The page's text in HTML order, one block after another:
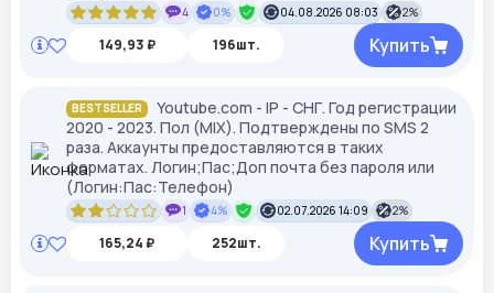
4 0% 04.08.2026 08:03 2%
149,93 ₽ 196шт. Купить
BESTSELLER
Youtube.com - IP - СНГ. Год регистрации
2020 - 2023. Пол (MIX). Подтверждены по SMS 2
раза. Аккаунты предоставляются в таких
форматах. Логин;Пас;Доп почта без пароля или
(Логин:Пас:Телефон)
1 4% 02.07.2026 14:09 2%
165,24 ₽ 252шт. Купить